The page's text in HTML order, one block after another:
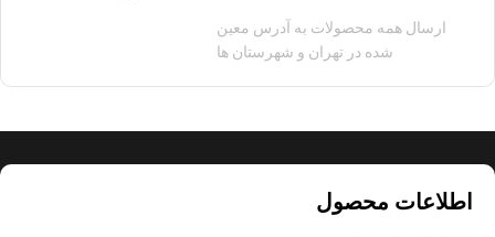
ارسال همه محصولات به آدرس معین
شده در تهران و شهرستان ها
اطلاعات محصول